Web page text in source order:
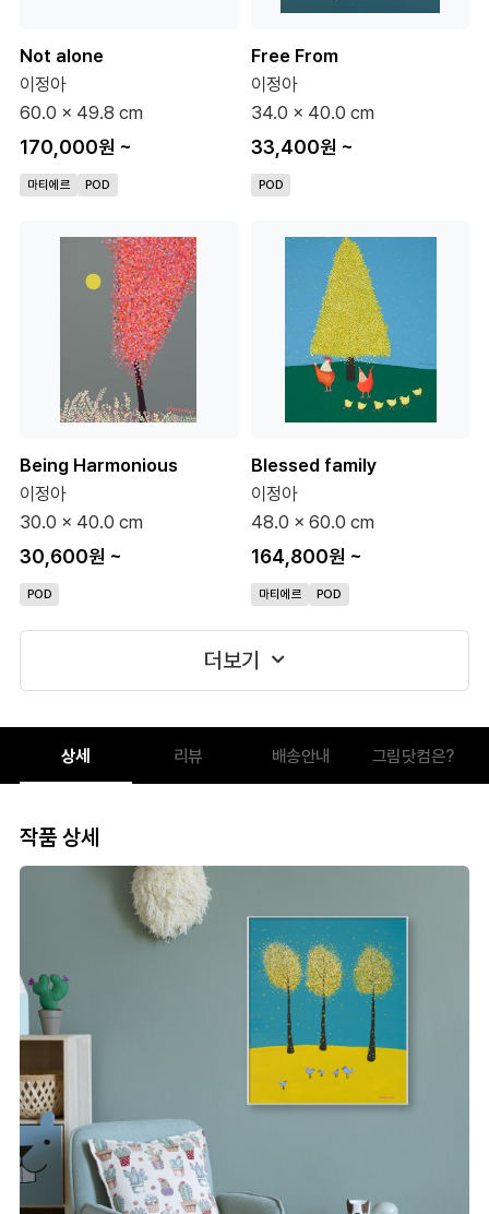
Not alone
이정아
60.0 x 49.8 cm
170,000원 ~
마티에르 POD
Free From
이정아
34.0 x 40.0 cm
33,400원 ~
POD
Being Harmonious
이정아
30.0 x 40.0 cm
30,600원 ~
POD
Blessed family
이정아
48.0 x 60.0 cm
164,800원 ~
마티에르 POD
더보기
상세 리뷰 배송안내 그림닷컴은?
작품 상세